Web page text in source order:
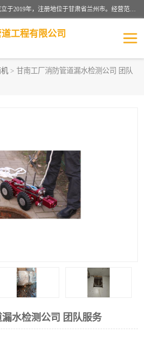
甘肃科探管道工程有限公司成立于2019年，注册地位于甘肃省兰州市。经营范围包括管道安装、清洗、疏通、维修、检测，防水工程，工程钻孔，化粪池清理，暖气安装，给排水管道安装维修，室内外管道如消防、供水、供热管道漏水检测定位，室内外防水堵漏等。
工程有限公司
> 甘南工厂消防管道漏水检测公司 团队
水检测公司 团队服务
管道疏通